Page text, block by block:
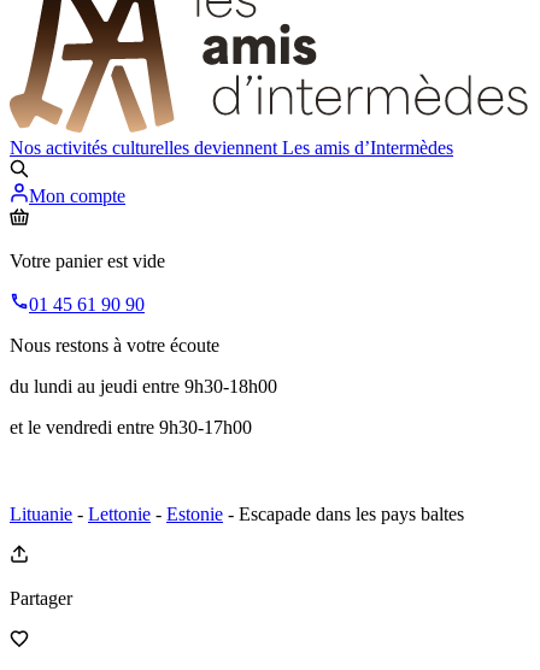
Nos activités culturelles deviennent Les amis d’Intermèdes
Mon compte
Votre panier est vide
01 45 61 90 90
Nous restons à votre écoute
du lundi au jeudi entre 9h30-18h00
et le vendredi entre 9h30-17h00
Lituanie - Lettonie - Estonie - Escapade dans les pays baltes
Partager